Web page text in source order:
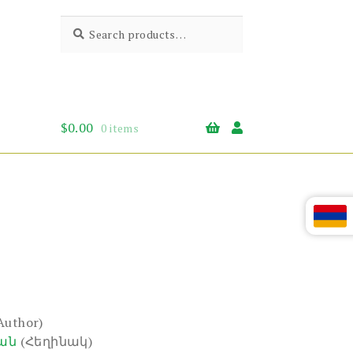
for:
$0.00 0 items
(Հեղինակ)